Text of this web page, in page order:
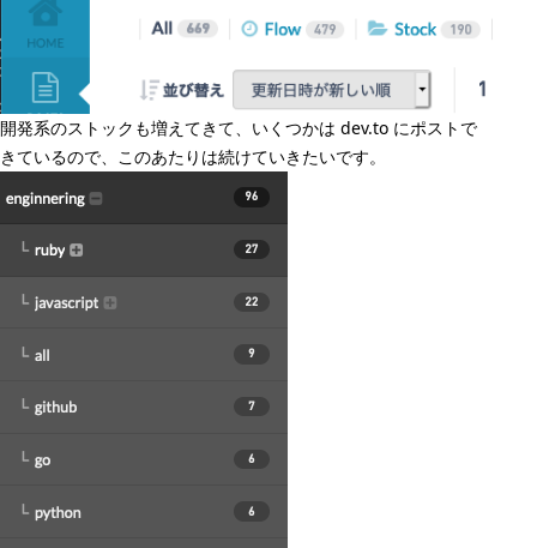
開発系のストックも増えてきて、いくつかは dev.to にポストで
きているので、このあたりは続けていきたいです。